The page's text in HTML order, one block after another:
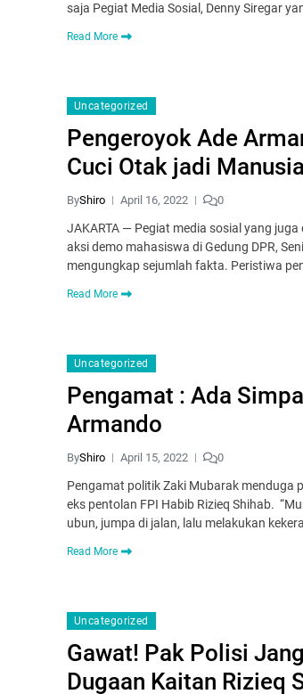
saja Pegiat Media Sosial, Denny Siregar
Read More
Uncategorized
Pengeroyok Ade
Cuci Otak jadi
ByShiro April 16, 2022 0
JAKARTA — Pegiat media sosial yang
aksi demo mahasiswa di Gedung DPR,
mengungkap sejumlah fakta. Peristiwa
Read More
Uncategorized
Pengamat : Ada
Armando
ByShiro April 15, 2022 0
Pengamat politik Zaki Mubarak menduga
eks pentolan FPI Habib Rizieq Shihab.
ubun, jumpa di jalan, lalu melakukan
Read More
Uncategorized
Gawat! Pak Polisi
Dugaan Kaitan Rizieq